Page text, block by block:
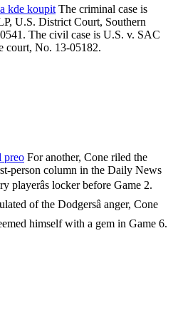
kde koupit The criminal case is
U.S. District Court, Southern
The civil case is U.S. v. SAC
court, No. 13-05182.
preo For another, Cone riled the
person column in the Daily News
locker before Game 2.
of the Dodgersâ anger, Cone
himself with a gem in Game 6.